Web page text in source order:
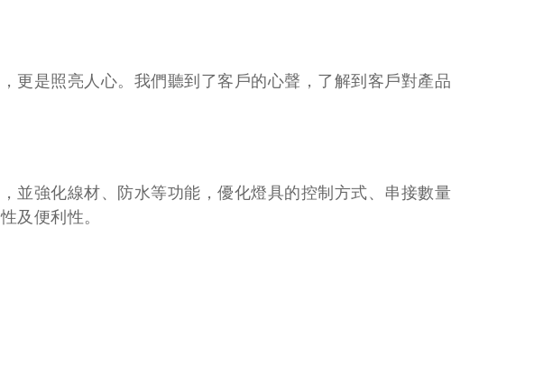
更是照亮人心。我們聽到了客戶的心聲，了解到客戶對產品
並強化線材、防水等功能，優化燈具的控制方式、串接數量
及便利性。